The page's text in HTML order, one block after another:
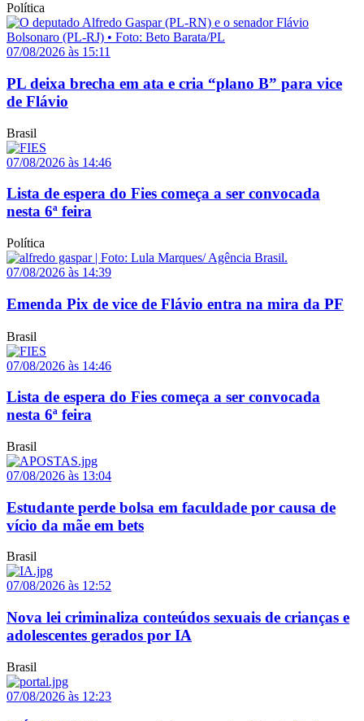
Política
07/08/2026 às 15:11
PL deixa brecha em ata e cria “plano B” para vice
de Flávio
Brasil
07/08/2026 às 14:46
Lista de espera do Fies começa a ser convocada
nesta 6ª feira
Política
07/08/2026 às 14:39
Emenda Pix de vice de Flávio entra na mira da PF
Brasil
07/08/2026 às 14:46
Lista de espera do Fies começa a ser convocada
nesta 6ª feira
Brasil
07/08/2026 às 13:04
Estudante perde bolsa em faculdade por causa de
vício da mãe em bets
Brasil
07/08/2026 às 12:52
Nova lei criminaliza conteúdos sexuais de crianças e
adolescentes gerados por IA
Brasil
07/08/2026 às 12:23